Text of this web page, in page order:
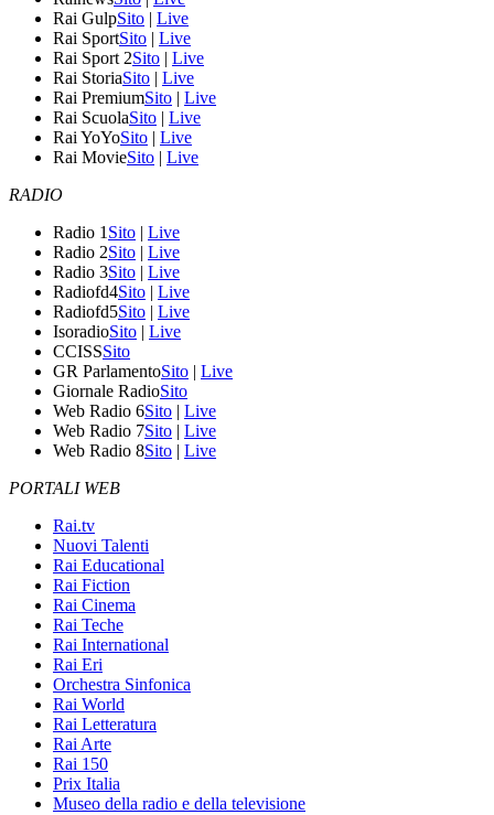
Rai GulpSito | Live
Rai SportSito | Live
Rai Sport 2Sito | Live
Rai StoriaSito | Live
Rai PremiumSito | Live
Rai ScuolaSito | Live
Rai YoYoSito | Live
Rai MovieSito | Live
RADIO
Radio 1 Sito | Live
Radio 2Sito | Live
Radio 3Sito | Live
Radiofd4Sito | Live
Radiofd5Sito | Live
IsoradioSito | Live
CCISSSito
GR ParlamentoSito | Live
Giornale RadioSito
Web Radio 6Sito | Live
Web Radio 7Sito | Live
Web Radio 8Sito | Live
PORTALI WEB
Rai.tv
Nuovi Talenti
Rai Educational
Rai Fiction
Rai Cinema
Rai Teche
Rai International
Rai Eri
Orchestra Sinfonica
Rai World
Rai Letteratura
Rai Arte
Rai 150
Prix Italia
Museo della radio e della televisione